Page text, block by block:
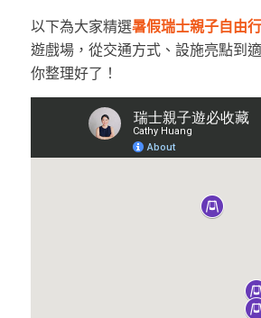
以下為大家精選暑假瑞士親子自由行
遊戲場，從交通方式、設施亮點到
你整理好了！